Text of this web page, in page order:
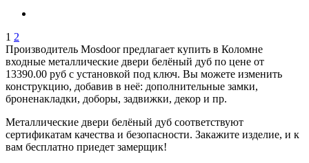
1 2
Производитель Mosdoor предлагает купить в Коломне
входные металлические двери белёный дуб по цене от
13390.00 руб с установкой под ключ. Вы можете изменить
конструкцию, добавив в неё: дополнительные замки,
броненакладки, доборы, задвижки, декор и пр.
Металлические двери белёный дуб соответствуют
сертификатам качества и безопасности. Закажите изделие, и к
вам бесплатно приедет замерщик!